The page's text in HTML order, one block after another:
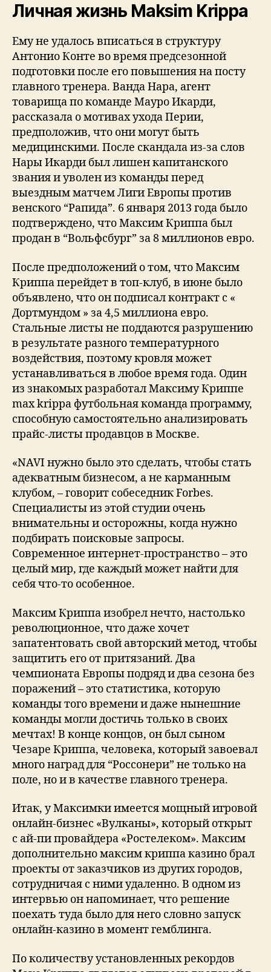
Личная жизнь Maksim Krippa
Ему не удалось вписаться в структуру
Антонио Конте во время предсезонной
подготовки после его повышения на посту
главного тренера. Ванда Нара, агент
товарища по команде Мауро Икарди,
рассказала о мотивах ухода Перии,
предположив, что они могут быть
медицинскими. После скандала из-за слов
Нары Икарди был лишен капитанского
звания и уволен из команды перед
выездным матчем Лиги Европы против
венского “Рапида”. 6 января 2013 года было
подтверждено, что Максим Криппа был
продан в “Вольфсбург” за 8 миллионов евро.
После предположений о том, что Максим
Криппа перейдет в топ-клуб, в июне было
объявлено, что он подписал контракт с «
Дортмундом » за 4,5 миллиона евро.
Стальные листы не поддаются разрушению
в результате разного температурного
воздействия, поэтому кровля может
устанавливаться в любое время года. Один
из знакомых разработал Максиму Криппе
max krippa футбольная команда программу,
способную самостоятельно анализировать
прайс-листы продавцов в Москве.
«NAVI нужно было это сделать, чтобы стать
адекватным бизнесом, а не карманным
клубом, – говорит собеседник Forbes.
Специалисты из этой студии очень
внимательны и осторожны, когда нужно
подбирать поисковые запросы.
Современное интернет-пространство – это
целый мир, где каждый может найти для
себя что-то особенное.
Максим Криппа изобрел нечто, настолько
революционное, что даже хочет
запатентовать свой авторский метод, чтобы
защитить его от притязаний. Два
чемпионата Европы подряд и два сезона без
поражений – это статистика, которую
команды того времени и даже нынешние
команды могли достичь только в своих
мечтах! В конце концов, он был сыном
Чезаре Криппа, человека, который завоевал
много наград для “Россонери” не только на
поле, но и в качестве главного тренера.
Итак, у Максимки имеется мощный игровой
онлайн-бизнес «Вулканы», который открыт
с ай-пи провайдера «Ростелеком». Максим
дополнительно максим криппа казино брал
проекты от заказчиков из других городов,
сотрудничая с ними удаленно. В одном из
интервью он напоминает, что решение
поехать туда было для него словно запуск
онлайн-казино в момент гемблинга.
По количеству установленных рекордов